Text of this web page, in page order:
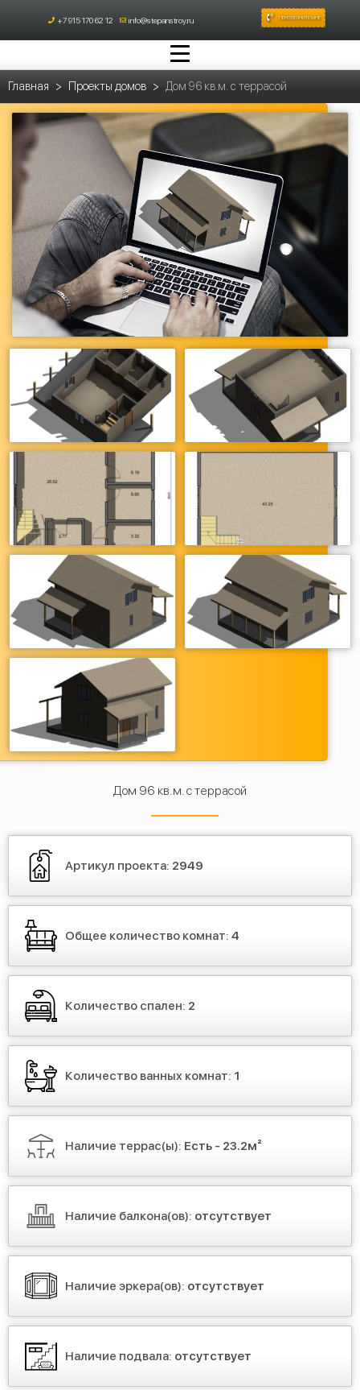
+7 915 170 62 12 info@stepanstroy.ru ПЕРЕЗВОНИТЕ МНЕ
Главная Проекты домов Дом 96 кв.м. с террасой
Дом 96 кв.м. с террасой
Артикул проекта: 2949
Общее количество комнат: 4
Количество спален: 2
Количество ванных комнат: 1
Наличие террас(ы): Есть - 23.2м²
Наличие балкона(ов): отсутствует
Наличие эркера(ов): отсутствует
Наличие подвала: отсутствует